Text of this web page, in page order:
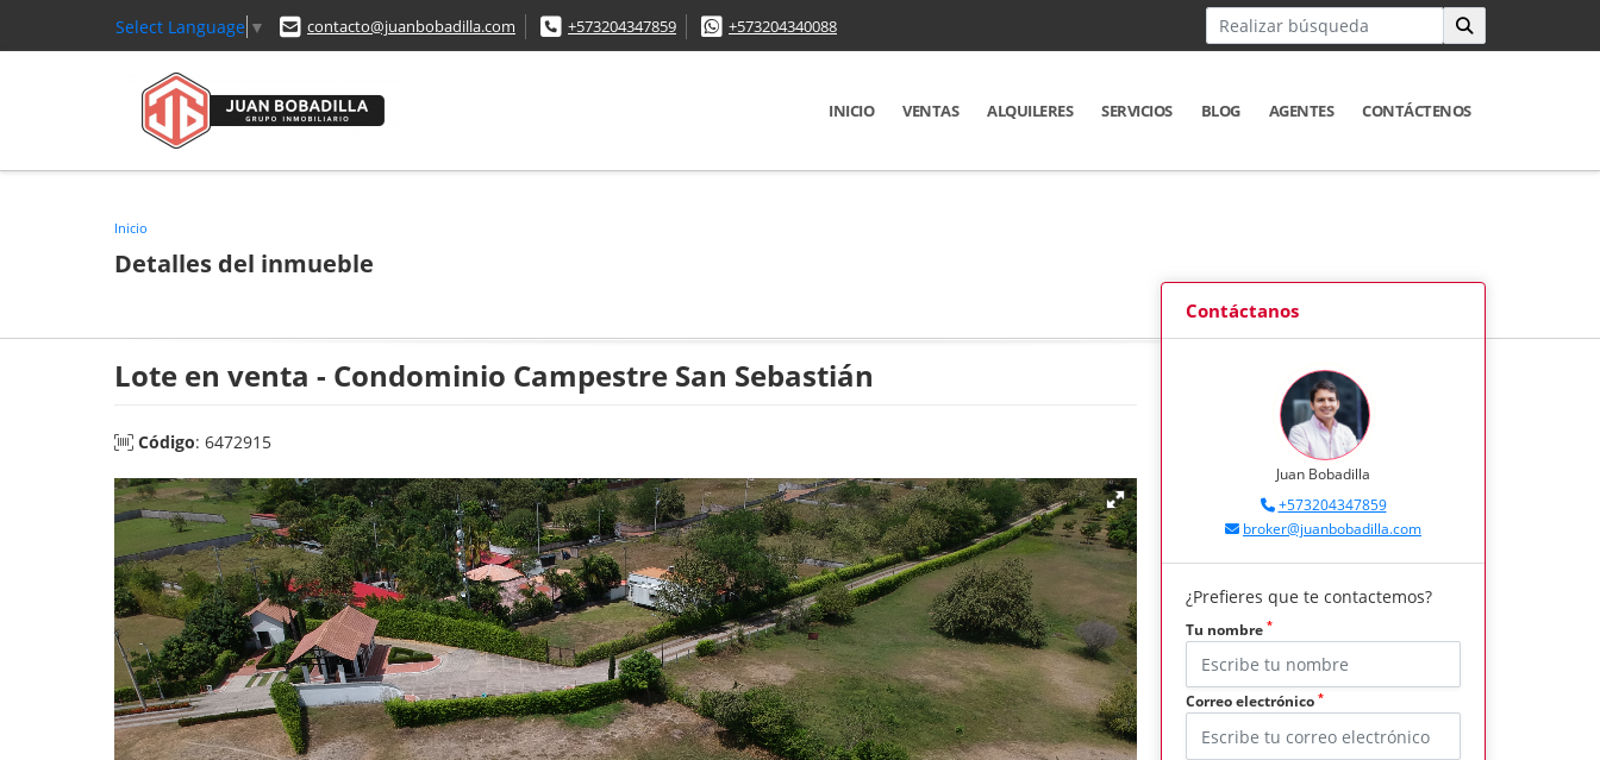
Select Language ▼ contacto@juanbobadilla.com +573204347859 +573204340088
INICIO VENTAS ALQUILERES SERVICIOS BLOG AGENTES CONTÁCTENOS
Inicio
Detalles del inmueble
Lote en venta - Condominio Campestre San Sebastián
Código: 6472915
Contáctanos
Juan Bobadilla
+573204347859
broker@juanbobadilla.com
¿Prefieres que te contactemos?
Tu nombre *
Correo electrónico *